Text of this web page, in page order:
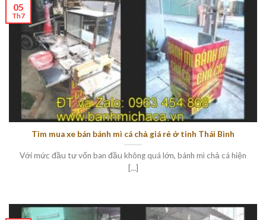
Tìm mua xe bán bánh mì cá chả giá rẻ ở tinh Thái Bình
Với mức đầu tư vốn ban đầu không quá lớn, bánh mì chả cá hiện
[...]
05
Th7